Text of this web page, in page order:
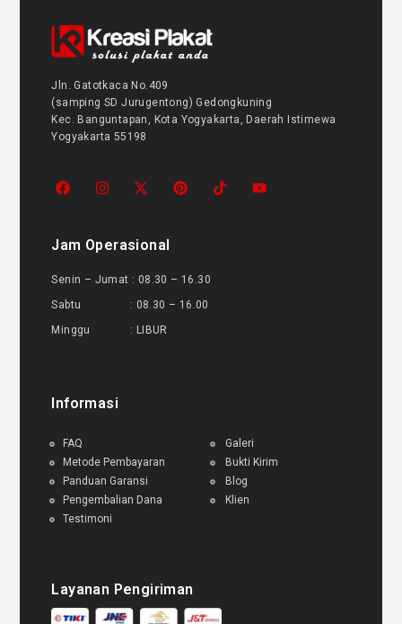
Jln. Gatotkaca No.409
(samping SD Jurugentong) Gedongkuning
Kec. Banguntapan, Kota Yogyakarta, Daerah Istimewa
Yogyakarta 55198
Jam Operasional
Senin – Jumat : 08.30 – 16.30
Sabtu : 08.30 – 16.00
Minggu : LIBUR
Informasi
FAQ
Metode Pembayaran
Panduan Garansi
Pengembalian Dana
Testimoni
Galeri
Bukti Kirim
Blog
Klien
Layanan Pengiriman